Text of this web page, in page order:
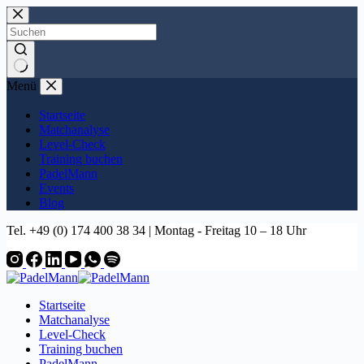
Zum
Inhalt
springen
Keine
Ergebnisse
Menü
Startseite
Matchanalyse
Level-Check
Training buchen
PadelMann
Events
Blog
Tel. +49 (0) 174 400 38 34 | Montag - Freitag 10 – 18 Uhr
Startseite
Matchanalyse
Level-Check
Training buchen